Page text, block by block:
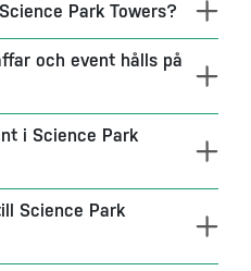
Park Towers?
och event hålls på
i Science Park
Science Park